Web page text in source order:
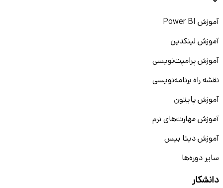
آموزش Power BI
آموزش لینکدین
آموزش پرامپت‌نویسی
نقشه راه برنامه‌نویسی
آموزش پایتون
آموزش مهارت‌های نرم
آموزش دیتا بیس
سایر دوره‌ها
دانشکار